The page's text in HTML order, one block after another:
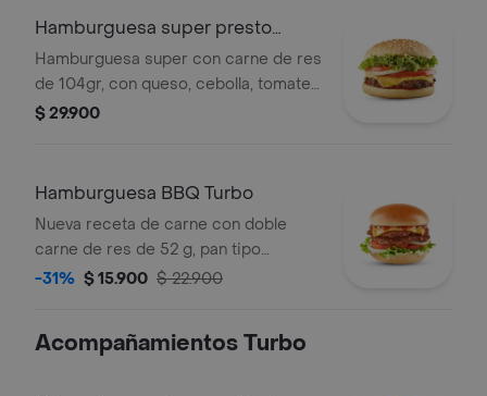
Hamburguesa super presto
Turbo
Hamburguesa super con carne de res
de 104gr, con queso, cebolla, tomate,
lechuga, salsa presto y salsa de
$ 29.900
Hamburguesa BBQ Turbo
Nueva receta de carne con doble
carne de res de 52 g, pan tipo
brioche, tajada de queso cheddar,
-31% $ 15.900 $ 22.900
Acompañamientos Turbo